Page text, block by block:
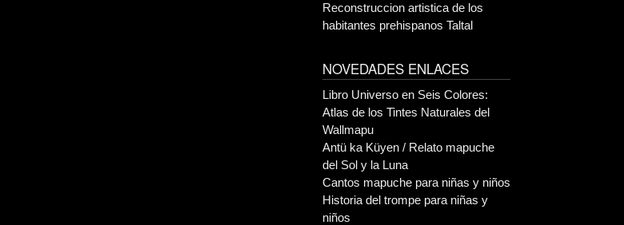
Reconstruccion artistica de los
habitantes prehispanos Taltal
NOVEDADES ENLACES
Libro Universo en Seis Colores:
Atlas de los Tintes Naturales del
Wallmapu
Antü ka Küyen / Relato mapuche
del Sol y la Luna
Cantos mapuche para niñas y niños
Historia del trompe para niñas y
niños